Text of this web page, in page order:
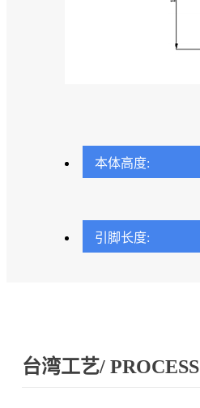
本体高度:
引脚长度:
台湾工艺/ PROCESS